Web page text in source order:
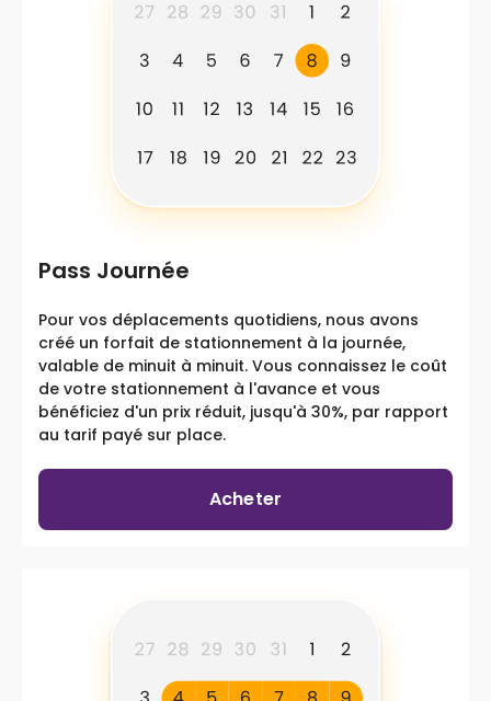
Pass Journée
Pour vos déplacements quotidiens, nous avons
créé un forfait de stationnement à la journée,
valable de minuit à minuit. Vous connaissez le coût
de votre stationnement à l'avance et vous
bénéficiez d'un prix réduit, jusqu'à 30%, par rapport
au tarif payé sur place.
Acheter